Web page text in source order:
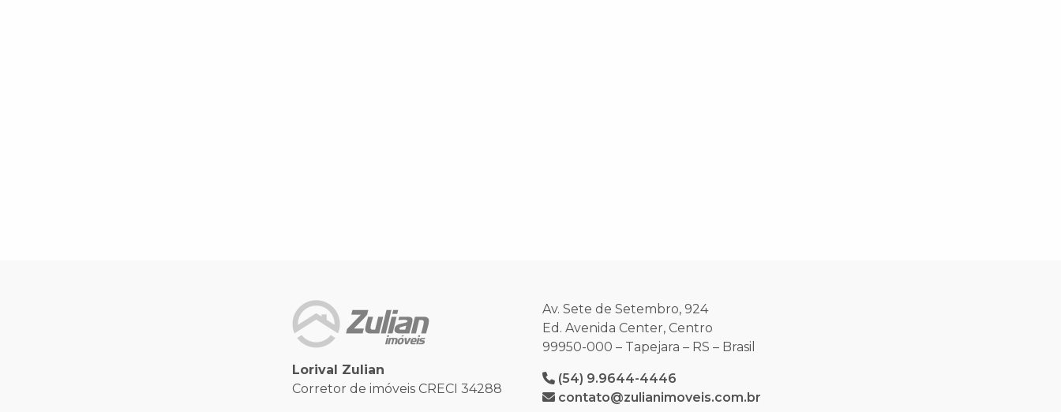
Lorival Zulian
Corretor de imóveis CRECI 34288
Av. Sete de Setembro, 924
Ed. Avenida Center, Centro
99950-000 – Tapejara – RS – Brasil
(54) 9.9644-4446
contato@zulianimoveis.com.br